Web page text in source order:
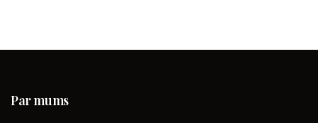
Par mums